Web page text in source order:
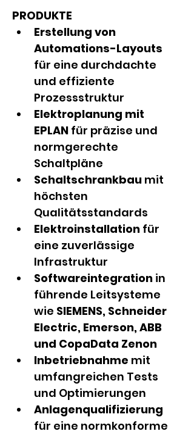
PRODUKTE
Erstellung von
Automations-Layouts
für eine durchdachte
und effiziente
Prozessstruktur
Elektroplanung mit
EPLAN für präzise und
normgerechte
Schaltpläne
Schaltschrankbau mit
höchsten
Qualitätsstandards
Elektroinstallation für
eine zuverlässige
Infrastruktur
Softwareintegration in
führende Leitsysteme
wie SIEMENS, Schneider
Electric, Emerson, ABB
und CopaData Zenon
Inbetriebnahme mit
umfangreichen Tests
und Optimierungen
Anlagenqualifizierung
für eine normkonforme